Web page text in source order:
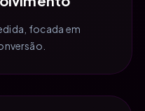
focada em